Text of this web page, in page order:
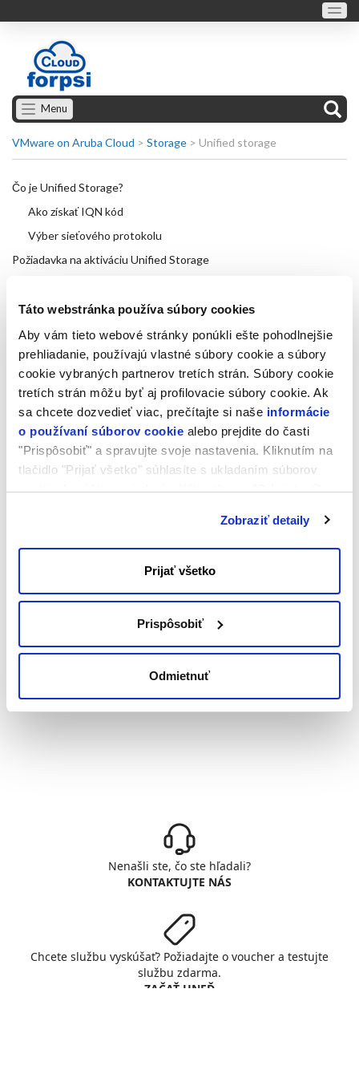
Táto webstránka používa súbory cookies
Aby vám tieto webové stránky ponúkli ešte pohodlnejšie
prehliadanie, používajú vlastné súbory cookie a súbory
cookie vybraných partnerov tretích strán. Súbory cookie
tretích strán môžu byť aj profilovacie súbory cookie. Ak
sa chcete dozvedieť viac, prečítajte si naše informácie
o používaní súborov cookie alebo prejdite do časti
"Prispôsobiť" a spravujte svoje nastavenia. Kliknutím na
tlačidlo "Prijať všetko" súhlasíte s ukladaním súborov
cookie do vášho zariadenia. Kliknutím na "Odmietnuť"
Zobraziť detaily
Prijať všetko
Prispôsobiť
Odmietnuť
Menu
VMware on Aruba Cloud > Storage > Unified storage
Čo je Unified Storage?
Ako získať IQN kód
Výber sieťového protokolu
Požiadavka na aktiváciu Unified Storage
Pripojenie cloud servera do Unified Storage pomocou CIFS
Pripojenie cloud servera do Unified Storage pomocou iSCSI
Úprava Unified Storage
Zmazanie Unified Storage
Nenašli ste, čo ste hľadali?
KONTAKTUJTE NÁS
Chcete službu vyskúšať? Požiadajte o voucher a testujte
službu zdarma.
ZAČAŤ HNEĎ